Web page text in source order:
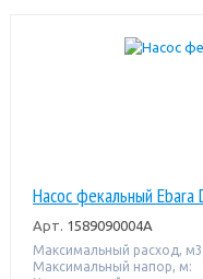
Насос фекальный Ebara
Арт. 1589090004A
Максимальный расход,
Максимальный напор, м: